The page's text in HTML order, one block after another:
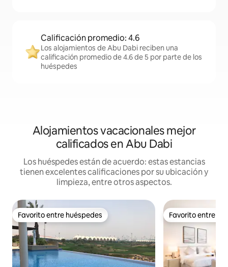
Calificación promedio: 4.6
Los alojamientos de Abu Dabi reciben una
calificación promedio de 4.6 de 5 por parte de los
huéspedes
Alojamientos vacacionales mejor
calificados en Abu Dabi
Los huéspedes están de acuerdo: estas estancias
tienen excelentes calificaciones por su ubicación y
limpieza, entre otros aspectos.
Favorito entre huéspedes
Favorito entre huéspedes Favorito entre
Favorito entre